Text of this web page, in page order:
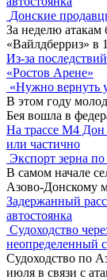
Донские
За неделю атакам
«Вайлдберриз» в
Из-за
«Ростов Арене»
«Нужно вернуть
В этом году
Бея вошла в
На трассе М4
или частично
Экспорт зерна
В самом начале
Азово-Донскому
Задержанный
автостоянка
Судоходство
неопределенный
Судоходство по
июля в связи с